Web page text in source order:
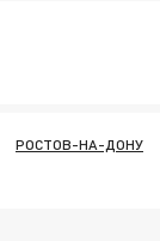
РОСТОВ-НА-ДОНУ